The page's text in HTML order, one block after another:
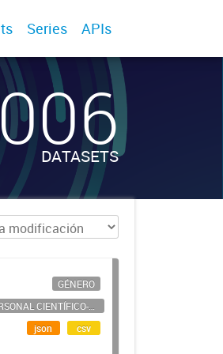
Series APIs
006
DATASETS
GÉNERO
PERSONAL CIENTÍFICO-TECNOLÓGICO
json
csv